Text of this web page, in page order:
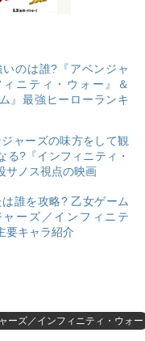
いのは誰?『アベンジャ
ニティ・ウォー』＆
』最強ヒーローランキ
ャーズの味方をして観
る?『インフィニティ・
サノス視点の映画
は誰を攻略? 乙女ゲーム
ャーズ／インフィニテ
要キャラ紹介
ーズ／インフィニティ・ウォー